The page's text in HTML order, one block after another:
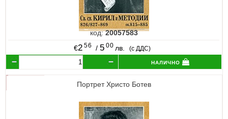
код:20057583
€2 56 / 5 00 лв. (с ДДС)
налично
Портрет Христо Ботев